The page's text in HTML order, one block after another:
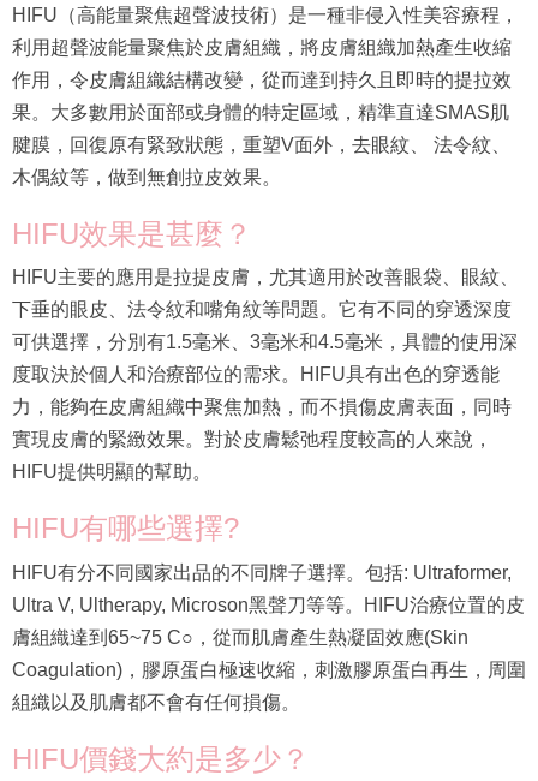
HIFU（高能量聚焦超聲波技術）是一種非侵入性美容療程，
利用超聲波能量聚焦於皮膚組織，將皮膚組織加熱產生收縮
作用，令皮膚組織結構改變，從而達到持久且即時的提拉效
果。大多數用於面部或身體的特定區域，精準直達SMAS肌
腱膜，回復原有緊致狀態，重塑V面外，去眼紋、 法令紋、
木偶紋等，做到無創拉皮效果。
HIFU效果是甚麼？
HIFU主要的應用是拉提皮膚，尤其適用於改善眼袋、眼紋、
下垂的眼皮、法令紋和嘴角紋等問題。它有不同的穿透深度
可供選擇，分別有1.5毫米、3毫米和4.5毫米，具體的使用深
度取決於個人和治療部位的需求。HIFU具有出色的穿透能
力，能夠在皮膚組織中聚焦加熱，而不損傷皮膚表面，同時
實現皮膚的緊緻效果。對於皮膚鬆弛程度較高的人來說，
HIFU提供明顯的幫助。
HIFU有哪些選擇?
HIFU有分不同國家出品的不同牌子選擇。包括: Ultraformer,
Ultra V, Ultherapy, Microson黑聲刀等等。HIFU治療位置的皮
膚組織達到65~75 C○，從而肌膚產生熱凝固效應(Skin
Coagulation)，膠原蛋白極速收縮，刺激膠原蛋白再生，周圍
組織以及肌膚都不會有任何損傷。
HIFU價錢大約是多少？